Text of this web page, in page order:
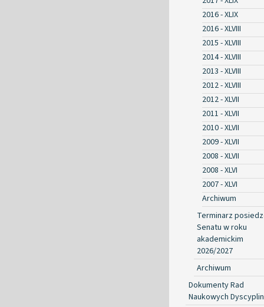
2016 - XLIX
2016 - XLVIII
2015 - XLVIII
2014 - XLVIII
2013 - XLVIII
2012 - XLVIII
2012 - XLVII
2011 - XLVII
2010 - XLVII
2009 - XLVII
2008 - XLVII
2008 - XLVI
2007 - XLVI
Archiwum
Terminarz
Senatu w roku
akademickim
2026/2027
Archiwum
Dokumenty Rad
Naukowych Dyscyplin